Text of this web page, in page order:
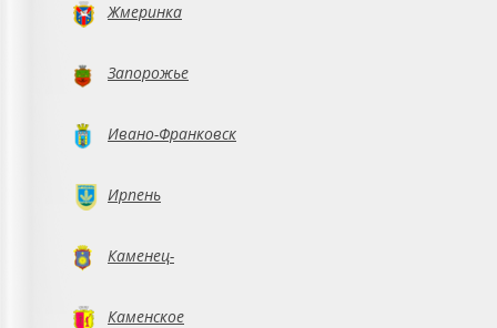
Жмеринка
Запорожье
Ивано-Франковск
Ирпень
Каменец-
Каменское